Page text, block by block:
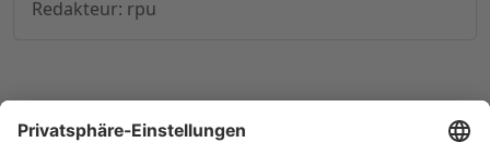
Redakteur: rpu